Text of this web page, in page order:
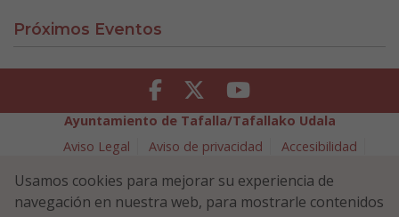
Próximos Eventos
Facebook Twitter Youtube
Ayuntamiento de Tafalla/Tafallako Udala
Aviso Legal
Aviso de privacidad
Accesibilidad
Política de Seguridad de la Información
Plaza Navarra 5 - 31300 Tafalla (NAVARRA)
948 70 18 11
Usamos cookies para mejorar su experiencia de
navegación en nuestra web, para mostrarle contenidos